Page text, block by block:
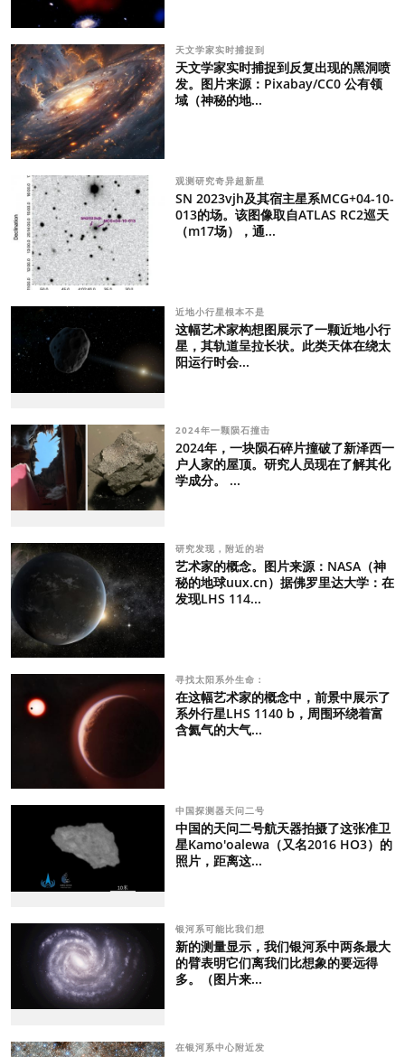
天文学家实时捕捉到
天文学家实时捕捉到反复出现的黑洞喷
发。图片来源：Pixabay/CC0 公有领
域（神秘的地...
观测研究奇异超新星
SN 2023vjh及其宿主星系MCG+04-10-
013的场。该图像取自ATLAS RC2巡天
（m17场），通...
近地小行星根本不是
这幅艺术家构想图展示了一颗近地小行
星，其轨道呈拉长状。此类天体在绕太
阳运行时会...
2024年一颗陨石撞击
2024年，一块陨石碎片撞破了新泽西一
户人家的屋顶。研究人员现在了解其化
学成分。 ...
研究发现，附近的岩
艺术家的概念。图片来源：NASA（神
秘的地球uux.cn）据佛罗里达大学：在
发现LHS 114...
寻找太阳系外生命：
在这幅艺术家的概念中，前景中展示了
系外行星LHS 1140 b，周围环绕着富
含氦气的大气...
中国探测器天问二号
中国的天问二号航天器拍摄了这张准卫
星Kamo'oalewa（又名2016 HO3）的
照片，距离这...
银河系可能比我们想
新的测量显示，我们银河系中两条最大
的臂表明它们离我们比想象的要远得
多。（图片来...
在银河系中心附近发